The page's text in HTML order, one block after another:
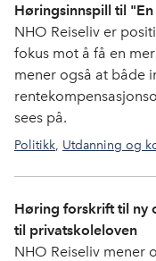
Høringsinnspill til
NHO Reiseliv er
fokus mot å få en
mener også at både
sees på.
Politikk, Utdanning og
Høring forskrift til
til privatskoleloven
NHO Reiseliv